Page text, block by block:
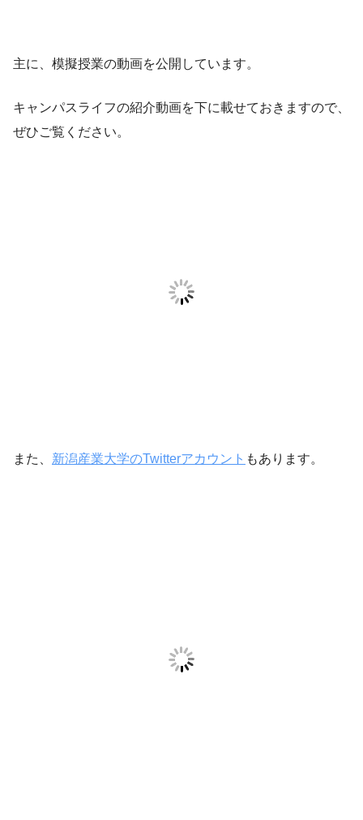
主に、模擬授業の動画を公開しています。
キャンパスライフの紹介動画を下に載せておきますので、
ぜひご覧ください。
また、 新潟産業大学のTwitterアカウント もあります。